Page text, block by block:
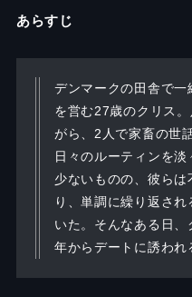
あらすじ
デンマークの田舎で
を営む27歳のクリス
がら、2人で家畜の世
日々のルーティンを
少ないものの、彼ら
り、単調に繰り返さ
いた。そんなある日
年からデートに誘われ